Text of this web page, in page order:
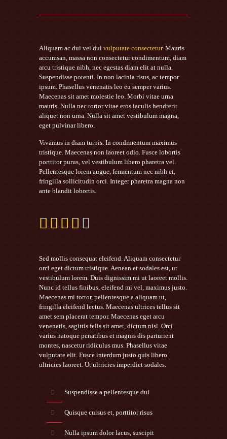
Aliquam ac dui vel dui vulputate consectetur. Mauris
accumsan, massa non consectetur condimentum, diam
arcu tristique nibh, nec egestas diam elit at nulla.
Suspendisse potenti. In non lacinia risus, ac tempor
ipsum. Phasellus venenatis leo eu semper varius.
Maecenas sit amet molestie leo. Morbi vitae urna
mauris. Nulla nec tortor vitae eros iaculis hendrerit
aliquet non urna. Nulla sit amet vestibulum magna,
eget pulvinar libero.
Vivamus in diam turpis. In condimentum maximus
tristique. Maecenas non laoreet odio. Fusce lobortis
porttitor purus, vel vestibulum libero pharetra vel.
Pellentesque lorem augue, fermentum nec nibh et,
fringilla sollicitudin orci. Integer pharetra magna non
ante blandit lobortis.
    
Sed mollis consequat eleifend. Aliquam consectetur
orci eget dictum tristique. Aenean et sodales est, ut
vestibulum lorem. Duis dignissim mi ut laoreet mollis.
Nunc id tellus finibus, eleifend mi vel, maximus justo.
Maecenas mi tortor, pellentesque a aliquam ut,
fringilla eleifend lectus. Maecenas ultrices tellus sit
amet sem placerat tempor. Maecenas eget arcu
venenatis, sagittis felis sit amet, dictum nisl. Orci
varius natoque penatibus et magnis dis parturient
montes, nascetur ridiculus mus. Phasellus vitae
vulputate elit. Fusce interdum justo quis libero
ultricies laoreet. Ut ultricies imperdiet sodales.
Suspendisse a pellentesque dui
Quisque cursus et, porttitor risus
Nulla ipsum dolor lacus, suscipit